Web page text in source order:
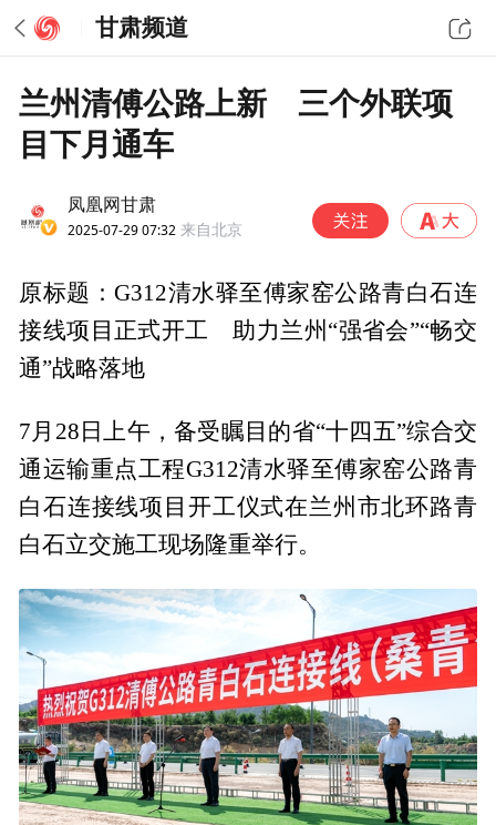
甘肃频道
兰州清傅公路上新 三个外联项
目下月通车
凤凰网甘肃
2025-07-29 07:32 来自北京
原标题：G312清水驿至傅家窑公路青白石连
接线项目正式开工 助力兰州“强省会”“畅交
通”战略落地
7月28日上午，备受瞩目的省“十四五”综合交
通运输重点工程G312清水驿至傅家窑公路青
白石连接线项目开工仪式在兰州市北环路青
白石立交施工现场隆重举行。